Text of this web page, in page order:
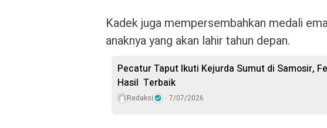
Kadek juga mempersembahkan medali
anaknya yang akan lahir tahun depan.
Pecatur Taput Ikuti Kejurda Sumut di Samosir,
Hasil Terbaik
Redaksi 7/07/2026